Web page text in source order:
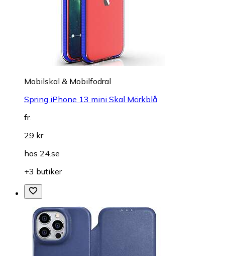
Mobilskal & Mobilfodral
Spring iPhone 13 mini Skal Mörkblå
fr.
29 kr
hos 24.se
+3 butiker